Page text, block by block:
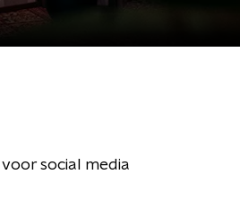
voor social media